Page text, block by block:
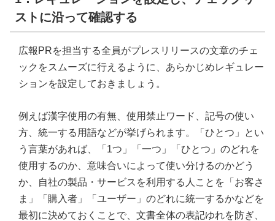
ストに沿って確認する
広報PRを担当する全員がプレスリリースの文章のチェ
ックをスムーズに行えるように、あらかじめレギュレー
ションを設定しておきましょう。
例えば漢字使用の有無、使用禁止ワード、記号の使い
方、統一する用語などが挙げられます。「ひとつ」とい
う言葉があれば、「1つ」「一つ」「ひとつ」のどれを
使用するのか、意味合いによって使い分けるのかどう
か、自社の製品・サービスを利用する人ことを「お客さ
ま」「購入者」「ユーザー」のどれに統一するかなどを
最初に決めておくことで、文書全体の表記ゆれを防ぎ、